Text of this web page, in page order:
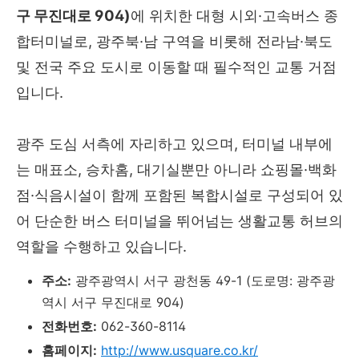
구 무진대로 904)에 위치한 대형 시외·고속버스 종
합터미널로, 광주북·남 구역을 비롯해 전라남·북도
및 전국 주요 도시로 이동할 때 필수적인 교통 거점
입니다.
광주 도심 서측에 자리하고 있으며, 터미널 내부에
는 매표소, 승차홈, 대기실뿐만 아니라 쇼핑몰·백화
점·식음시설이 함께 포함된 복합시설로 구성되어 있
어 단순한 버스 터미널을 뛰어넘는 생활교통 허브의
역할을 수행하고 있습니다.
주소: 광주광역시 서구 광천동 49-1 (도로명: 광주광
역시 서구 무진대로 904)
전화번호: 062-360-8114
홈페이지: http://www.usquare.co.kr/